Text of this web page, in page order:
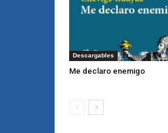
Descargables
Me declaro enemigo